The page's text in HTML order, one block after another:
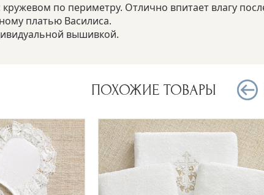
по периметру. Отлично впитает влагу
платью Василиса.
вышивкой.
ПОХОЖИЕ ТОВАРЫ